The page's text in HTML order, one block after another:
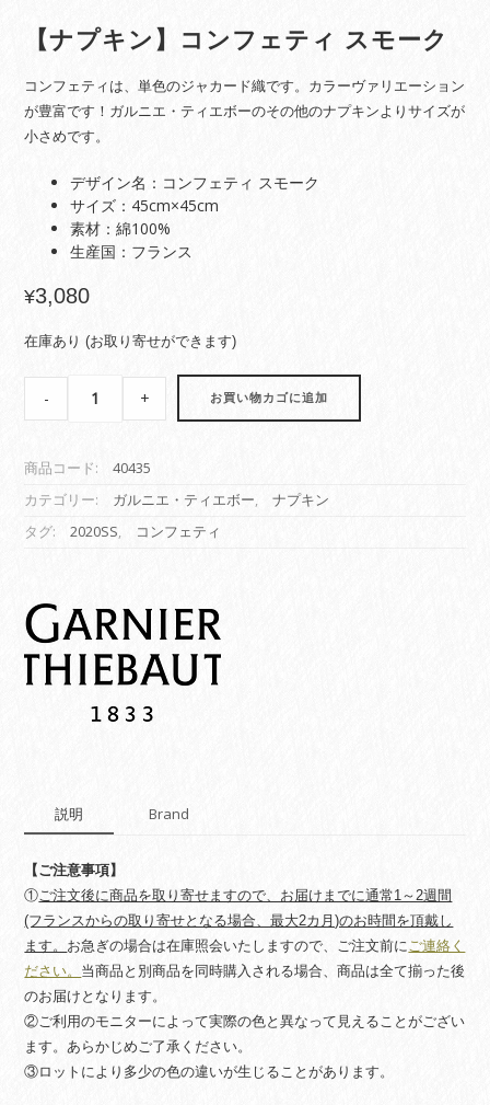
【ナプキン】コンフェティ スモーク
コンフェティは、単色のジャカード織です。カラーヴァリエーション
が豊富です！ガルニエ・ティエボーのその他のナプキンよりサイズが
小さめです。
デザイン名：コンフェティ スモーク
サイズ：45cm×45cm
素材：綿100%
生産国：フランス
¥3,080
在庫あり (お取り寄せができます)
【ナ
コ
ン
フ
ェ
ス
モ
ー
ク
- + お買い物カゴに追加
商品コード:
40435
カテゴリー:
ガルニエ・ティエボー,
ナプキン
タグ:
2020SS, コンフェティ
説明 Brand
【ご注意事項】
① ご注文後に商品を取り寄せますので、お届けまでに通常1～2週間
(フランスからの取り寄せとなる場合、最大2カ月)のお時間を頂戴し
ます。 お急ぎの場合は在庫照会いたしますので、ご注文前に ご連絡く
ださい。 当商品と別商品を同時購入される場合、商品は全て揃った後
のお届けとなります。
②ご利用のモニターによって実際の色と異なって見えることがござい
ます。あらかじめご了承ください。
③ロットにより多少の色の違いが生じることがあります。